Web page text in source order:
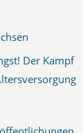
Der Kampf